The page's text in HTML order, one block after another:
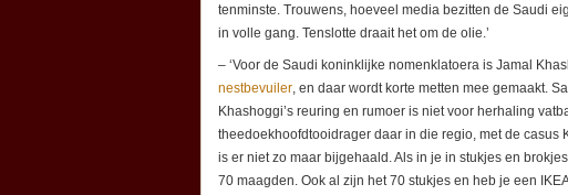
tenminste. Trouwens, hoeveel media bezitten de Saudi
in volle gang. Tenslotte draait het om de olie.’
– ‘Voor de Saudi koninklijke nomenklatoera is Jamal
nestbevuiler, en daar wordt korte metten mee gemaakt.
Khashoggi’s reuring en rumoer is niet voor herhaling
theedoekhoofdtooidrager daar in die regio, met de
is er niet zo maar bijgehaald. Als in je in stukjes en
70 maagden. Ook al zijn het 70 stukjes en heb je een